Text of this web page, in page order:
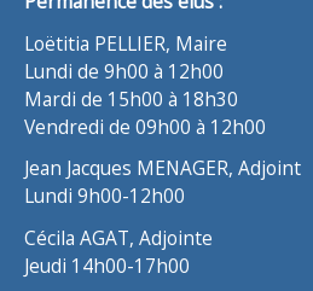
Loëtitia PELLIER, Maire
Lundi de 9h00 à 12h00
Mardi de 15h00 à 18h30
Vendredi de 09h00 à 12h00
Jean Jacques MENAGER, Adjoint
Lundi 9h00-12h00
Cécila AGAT, Adjointe
Jeudi 14h00-17h00